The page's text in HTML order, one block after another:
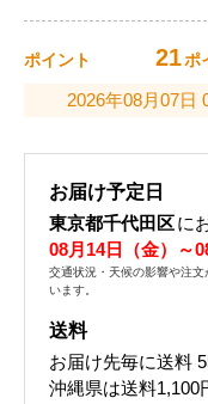
ポイント 21ポ
2026年08月07日
お届け予定日
東京都千代田区に
08月14日（金）～
交通状況・天候の影響や注
います。
送料
お届け先毎に送料
沖縄県は送料1,100